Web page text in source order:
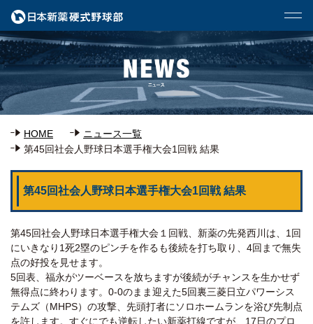
HOME
ニュース一覧
第45回社会人野球日本選手権大会1回戦 結果
第45回社会人野球日本選手権大会1回戦 結果
第45回社会人野球日本選手権大会１回戦、新薬の先発西川は、1回
にいきなり1死2塁のピンチを作るも後続を打ち取り、4回まで無失
点の好投を見せます。
5回表、福永がツーベースを放ちますが後続がチャンスを生かせず
無得点に終わります。0-0のまま迎えた5回裏三菱日立パワーシス
テムズ（MHPS）の攻撃、先頭打者にソロホームランを浴び先制点
を許します。すぐにでも逆転したい新薬打線ですが、17日のプロ